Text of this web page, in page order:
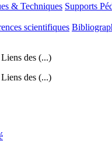
& Techniques Supports
scientifiques
des (...)
des (...)